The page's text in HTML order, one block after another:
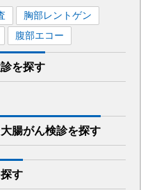
胸部レントゲン
腹部エコー
を探す
大腸がん検診を探す
探す